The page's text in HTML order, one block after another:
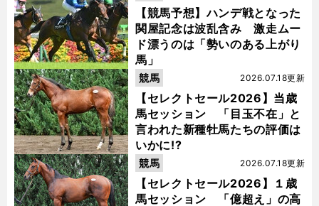
【競馬予想】ハンデ戦となった
関屋記念は波乱含み 激走ムー
ド漂うのは「勢いのある上がり
馬」
【セレクトセール2026】当歳
馬セッション 「目玉不在」と
言われた新種牡馬たちの評価は
いかに!?
2026.07.18更新
競馬
【セレクトセール2026】１歳
馬セッション 「億超え」の高
2026.07.18更新
競馬